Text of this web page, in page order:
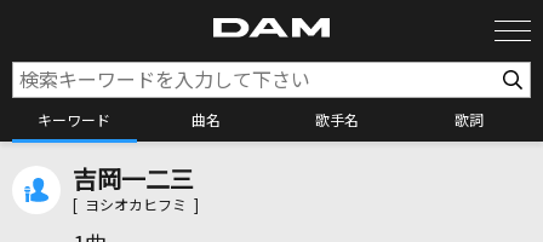
キーワード 曲名 歌手名 歌詞
吉岡一二三
[ ヨシオカヒフミ ]